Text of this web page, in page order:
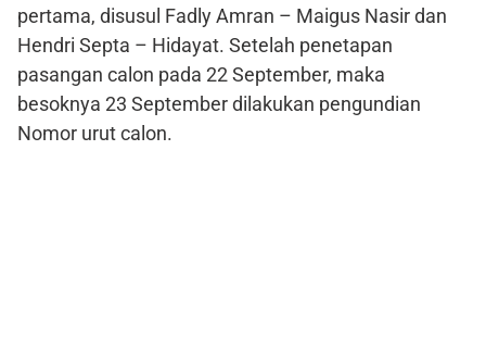
pertama, disusul Fadly Amran – Maigus Nasir dan
Hendri Septa – Hidayat. Setelah penetapan
pasangan calon pada 22 September, maka
besoknya 23 September dilakukan pengundian
Nomor urut calon.